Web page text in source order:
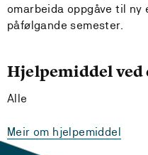
omarbeida oppgåve til ny
påfølgande semester.
Hjelpemiddel ved
Alle
Meir om hjelpemiddel